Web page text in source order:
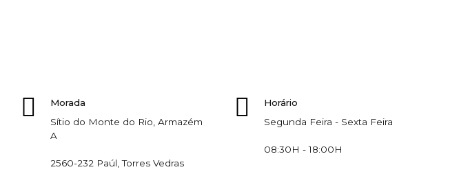
Morada
Sítio do Monte do Rio, Armazém
A
2560-232 Paúl, Torres Vedras
Horário
Segunda Feira - Sexta Feira
08:30H - 18:00H